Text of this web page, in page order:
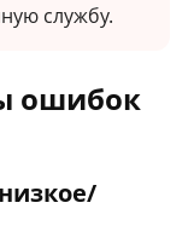
службу.
ошибок